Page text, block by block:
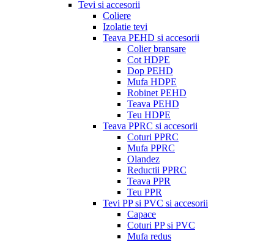
Tevi si accesorii
Coliere
Izolatie tevi
Teava PEHD si accesorii
Colier bransare
Cot HDPE
Dop PEHD
Mufa HDPE
Robinet PEHD
Teava PEHD
Teu HDPE
Teava PPRC si accesorii
Coturi PPRC
Mufa PPRC
Olandez
Reductii PPRC
Teava PPR
Teu PPR
Tevi PP si PVC si accesorii
Capace
Coturi PP si PVC
Mufa redus